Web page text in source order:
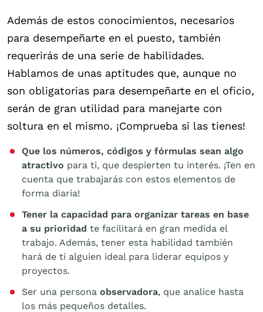
Además de estos conocimientos, necesarios
para desempeñarte en el puesto, también
requerirás de una serie de habilidades.
Hablamos de unas aptitudes que, aunque no
son obligatorias para desempeñarte en el oficio,
serán de gran utilidad para manejarte con
soltura en el mismo. ¡Comprueba si las tienes!
Que los números, códigos y fórmulas sean algo
atractivo para ti, que despierten tu interés. ¡Ten en
cuenta que trabajarás con estos elementos de
forma diaria!
Tener la capacidad para organizar tareas en base
a su prioridad te facilitará en gran medida el
trabajo. Además, tener esta habilidad también
hará de ti alguien ideal para liderar equipos y
proyectos.
Ser una persona observadora, que analice hasta
los más pequeños detalles.